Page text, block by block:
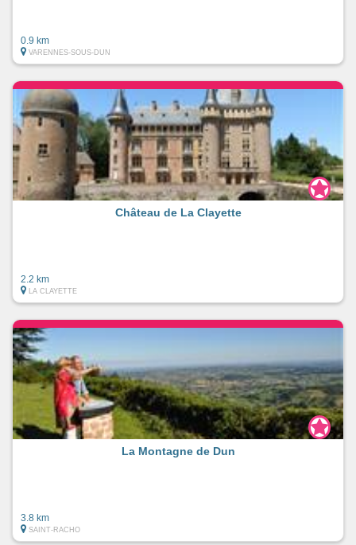
0.9 km
VARENNES-SOUS-DUN
Château de La Clayette
2.2 km
LA CLAYETTE
La Montagne de Dun
3.8 km
SAINT-RACHO